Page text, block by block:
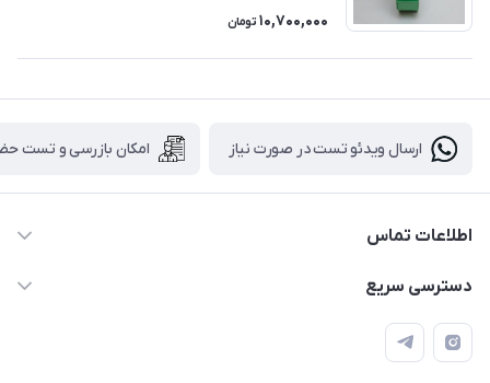
10,700,000 تومان
ارسال ویدئو تست در صورت نیاز امکان بازرسی و تست
اطلاعات تماس
88843088 - 88843137 - 88843025 - 88848075
info@HLCgroup.ir
تهران، بهار جنوبی، کوچه خوشدل، پلاک 1، طبقه 4
دسترسی سریع
حساب کاربری
لیست محصولات